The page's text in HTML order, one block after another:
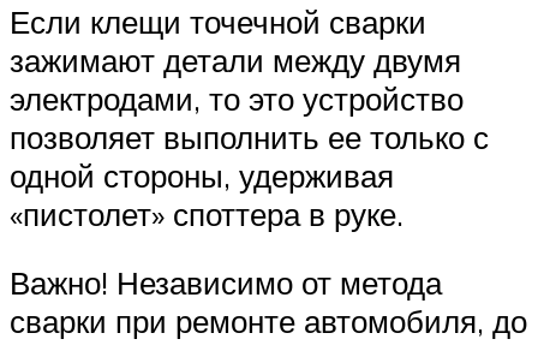
Если клещи точечной сварки
зажимают детали между двумя
электродами, то это устройство
позволяет выполнить ее только с
одной стороны, удерживая
«пистолет» споттера в руке.
Важно! Независимо от метода
сварки при ремонте автомобиля, до